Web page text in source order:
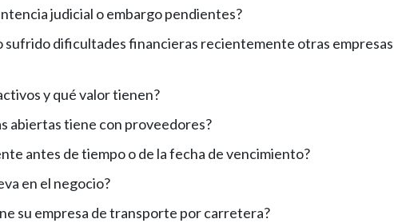
judicial o embargo pendientes?
sufrido dificultades financieras recientemente otras
y qué valor tienen?
abiertas tiene con proveedores?
antes de tiempo o de la fecha de vencimiento?
en el negocio?
su empresa de transporte por carretera?